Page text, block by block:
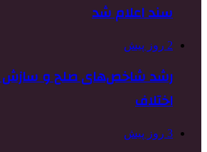
سند اعلام شد
2 روز پیش
رشد شاخص‌های صلح و سازش
اختلاف
3 روز پیش